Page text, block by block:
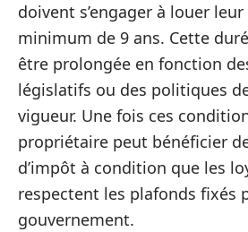
doivent s’engager à louer
minimum de 9 ans. Cette
être prolongée en fonction
législatifs ou des politiques
vigueur. Une fois ces
propriétaire peut bénéficier
d’impôt à condition que les
respectent les plafonds fixés
gouvernement.